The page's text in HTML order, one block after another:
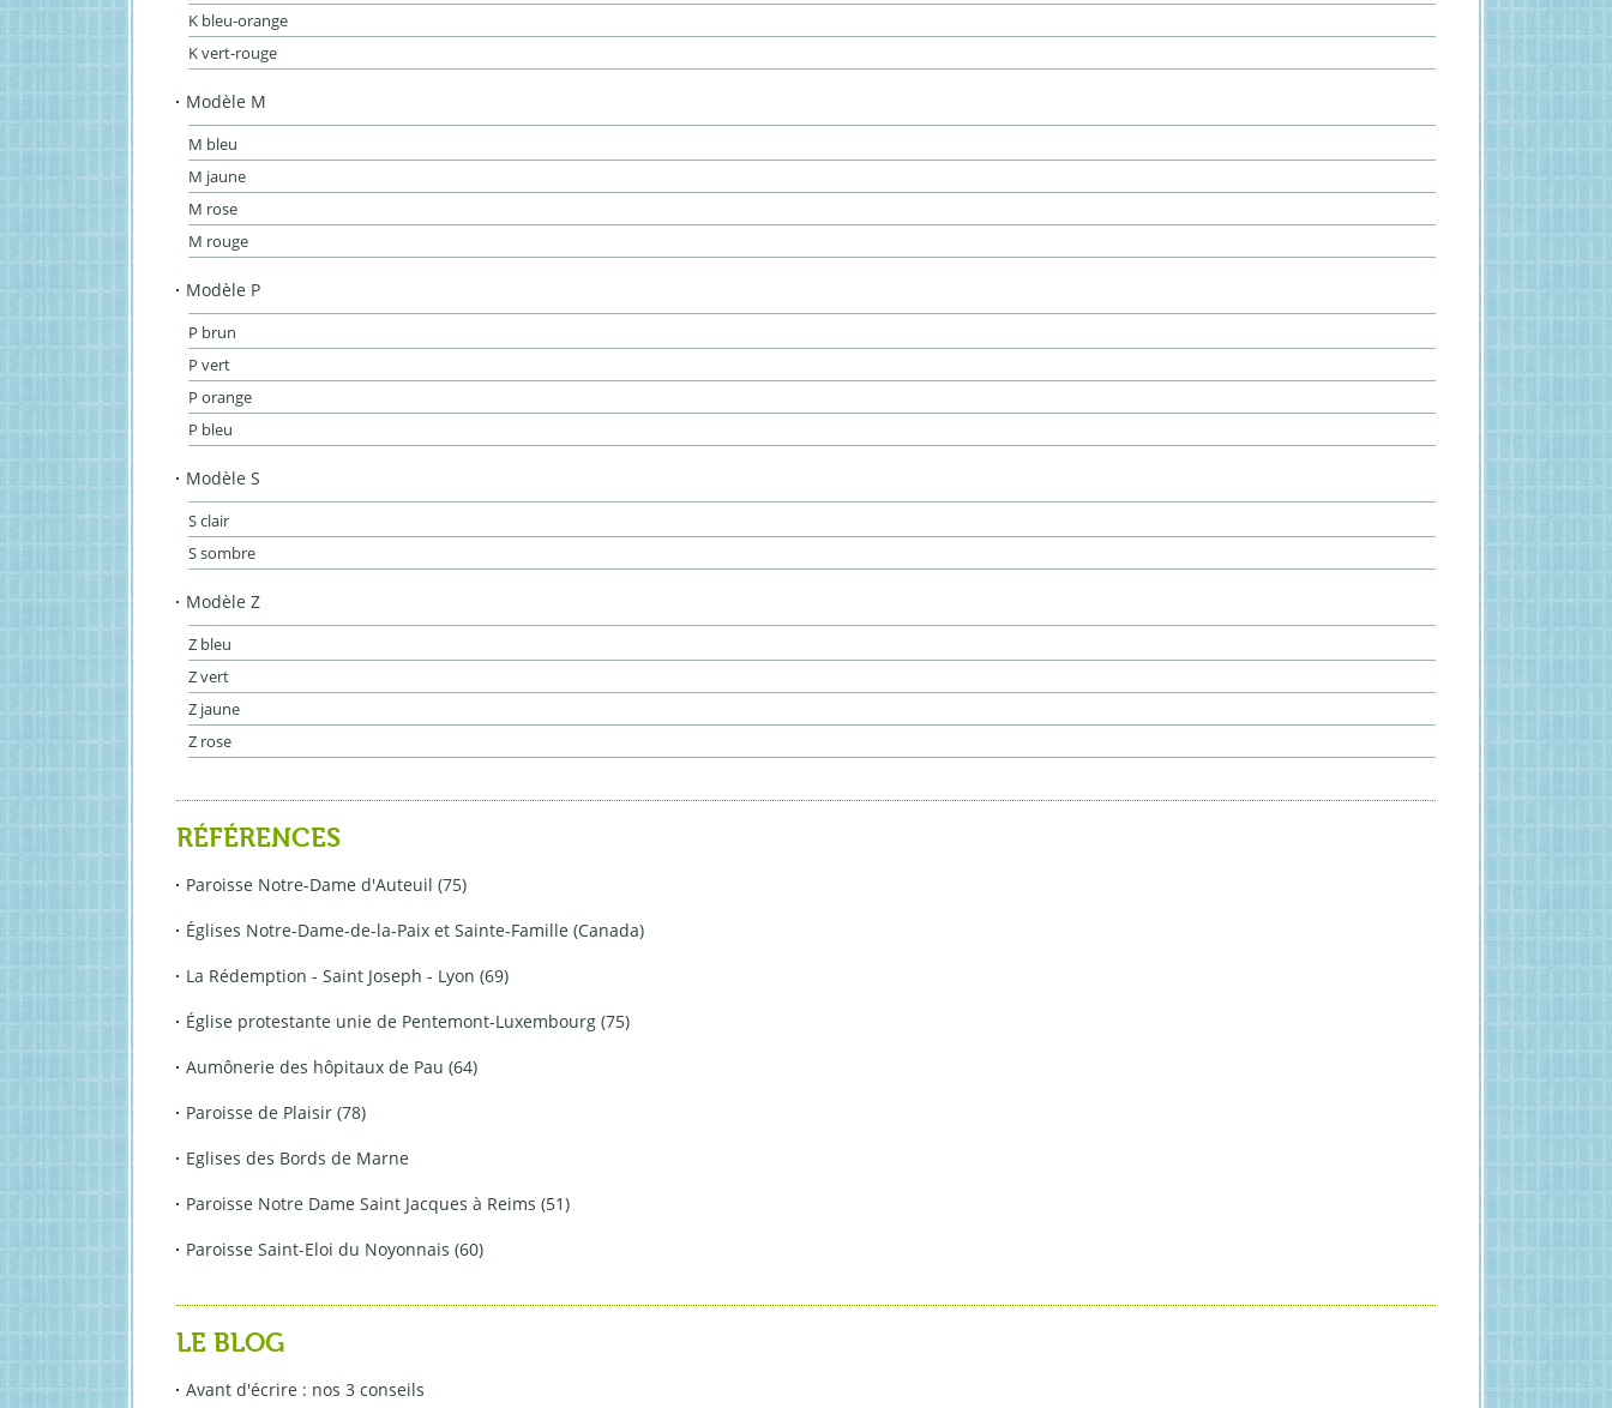
K bleu-orange
K vert-rouge
Modèle M
M bleu
M jaune
M rose
M rouge
Modèle P
P brun
P vert
P orange
P bleu
Modèle S
S clair
S sombre
Modèle Z
Z bleu
Z vert
Z jaune
Z rose
RÉFÉRENCES
Paroisse Notre-Dame d'Auteuil (75)
Églises Notre-Dame-de-la-Paix et Sainte-Famille (Canada)
La Rédemption - Saint Joseph - Lyon (69)
Église protestante unie de Pentemont-Luxembourg (75)
Aumônerie des hôpitaux de Pau (64)
Paroisse de Plaisir (78)
Eglises des Bords de Marne
Paroisse Notre Dame Saint Jacques à Reims (51)
Paroisse Saint-Eloi du Noyonnais (60)
LE BLOG
Avant d'écrire : nos 3 conseils